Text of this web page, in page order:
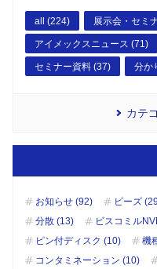
all (224) 展示会・セミ
アイメックスニュース (71)
セミナー資料 (37) 分か
カテ
お知らせ (92) ビーズ
分散 (13)
ビスコミル
ピン付ディスク (10)
機
コンタミネーション (10)